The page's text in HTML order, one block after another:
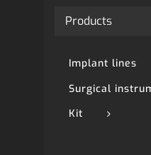
Products
Implant lines
Surgical
Kit